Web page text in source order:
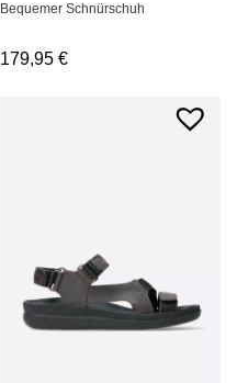
Bequemer Schnürschuh
179,95€